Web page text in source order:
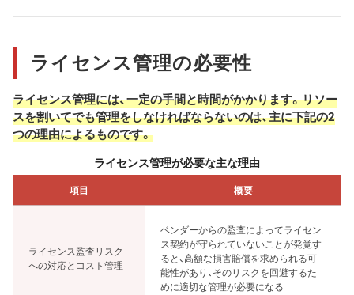
ライセンス管理の必要性
ライセンス管理には、一定の手間と時間がかかります。リソー
スを割いてでも管理をしなければならないのは、主に下記の2
つの理由によるものです。
ライセンス管理が必要な主な理由
項目 概要
ライセンス監査リスク
への対応とコスト管理
ベンダーからの監査によってライセン
ス契約が守られていないことが発覚す
ると、高額な損害賠償を求められる可
能性があり、そのリスクを回避するた
めに適切な管理が必要になる